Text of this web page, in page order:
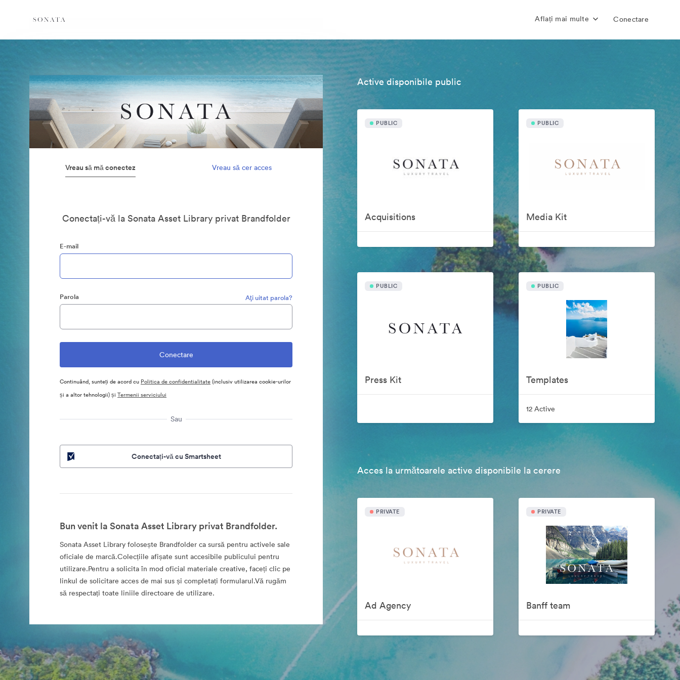
Aflați mai multe Conectare
Vreau să mă conectez Vreau să cer acces
Conectați-vă la Sonata Asset Library privat Brandfolder
E-mail
Parola Aţi uitat parola?
Continuând, sunteți de acord cu Politica de confidentialitate(inclusiv utilizarea cookie-urilor
și a altor tehnologii) șiTermenii serviciului
Sau
Conectați-vă cu Smartsheet
Bun venit la Sonata Asset Library privat Brandfolder.
Sonata Asset Library folosește Brandfolder ca sursă pentru activele sale
oficiale de marcă.Colecțiile afișate sunt accesibile publicului pentru
utilizare.Pentru a solicita în mod oficial materiale creative, faceți clic pe
linkul de solicitare acces de mai sus și completați formularul.Vă rugăm
să respectați toate liniile directoare de utilizare.
Active disponibile public
PUBLIC
Acquisitions
PUBLIC
Media Kit
PUBLIC
Press Kit
PUBLIC
Templates
12 Active
Acces la următoarele active disponibile la cerere
PRIVATE
Ad Agency
PRIVATE
Banff team